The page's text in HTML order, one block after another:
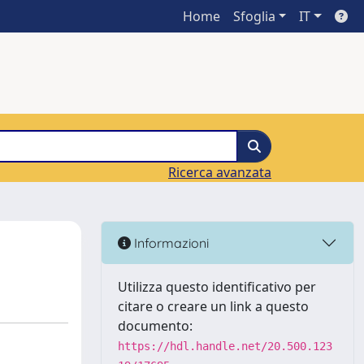
Home Sfoglia IT
Ricerca avanzata
Informazioni
Utilizza questo identificativo per
citare o creare un link a questo
documento:
https://hdl.handle.net/20.500.123